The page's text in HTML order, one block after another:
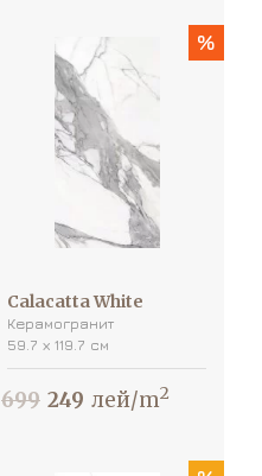
%
Calacatta White
Керамогранит
59.7 х 119.7 см
699 249 лей/m2